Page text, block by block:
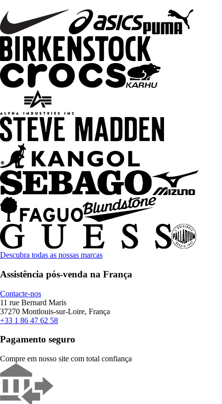
Descubra todas as nossas marcas
Assistência pós-venda na França
Contacte-nos
11 rue Bernard Maris
37270 Montlouis-sur-Loire, França
+33 1 86 47 62 58
Pagamento seguro
Compre em nosso site com total confiança